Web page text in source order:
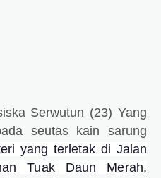
Serwutun (23) Yang
seutas kain sarung
yang terletak di Jalan
Tuak Daun Merah,